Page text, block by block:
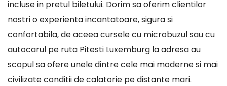
incluse in pretul biletului. Dorim sa oferim clientilor
nostri o experienta incantatoare, sigura si
confortabila, de aceea cursele cu microbuzul sau cu
autocarul pe ruta Pitesti Luxemburg la adresa au
scopul sa ofere unele dintre cele mai moderne si mai
civilizate conditii de calatorie pe distante mari.